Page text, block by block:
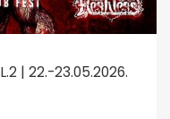
| 22.-23.05.2026.